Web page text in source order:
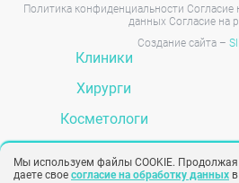
Политика конфиденциальности Согласие
данных Согласие на
Создание сайта –
Клиники
Хирурги
Косметологи
Мы используем файлы COOKIE.
даете свое согласие на обработку данных